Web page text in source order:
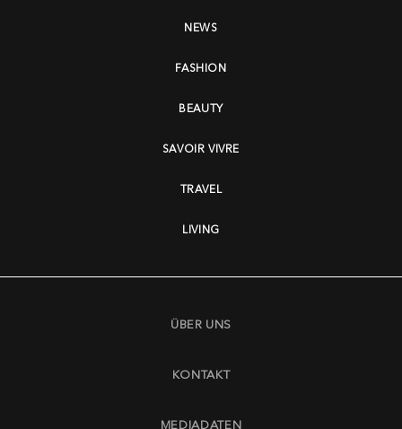
NEWS
FASHION
BEAUTY
SAVOIR VIVRE
TRAVEL
LIVING
ÜBER UNS
KONTAKT
MEDIADATEN